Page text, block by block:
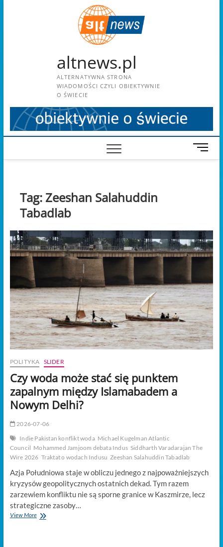
altnews.pl
ALTERNATYWNA STRONA
WIADOMOŚCI CZYLI OBIEKTYWNIE
O ŚWIECIE
M
e
o
n
Tag: Zeeshan Salahuddin
Tabadlab
POLITYKA SLIDER
Czy woda może stać się punktem
zapalnym między Islamabadem a
Nowym Delhi?
2026-07-06
Indie Pakistan konflikt woda Michael Kugelman Atlantic
Council Mohammed Jamjoom debata Indus Siddharth Varadarajan The
Wire 2026 Traktat o wodach Indusu Zeeshan Salahuddin Tabadlab
Azja Południowa staje w obliczu jednego z najpoważniejszych
kryzysów geopolitycznych ostatnich dekad. Tym razem
zarzewiem konfliktu nie są sporne granice w Kaszmirze, lecz
strategiczne zasoby…
View MoreCzy